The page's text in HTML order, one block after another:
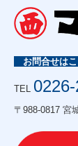
ホーム
お知らせ
会社案内
会社の取り
お問合せは
TEL
〒988-0817 宮